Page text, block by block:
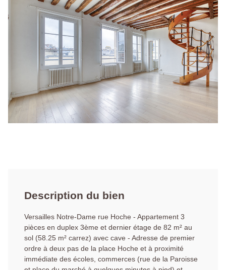
Description du bien
Versailles Notre-Dame rue Hoche - Appartement 3
pièces en duplex 3ème et dernier étage de 82 m² au
sol (58.25 m² carrez) avec cave - Adresse de premier
ordre à deux pas de la place Hoche et à proximité
immédiate des écoles, commerces (rue de la Paroisse